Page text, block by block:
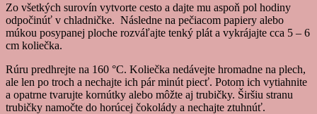
Zo všetkých surovín vytvorte cesto a dajte mu aspoň pol hodiny
odpočinúť v chladničke. Následne na pečiacom papiery alebo
múkou posypanej ploche rozváľajte tenký plát a vykrájajte cca 5 – 6
cm koliečka.
Rúru predhrejte na 160 °C. Koliečka nedávejte hromadne na plech,
ale len po troch a nechajte ich pár minút piecť. Potom ich vytiahnite
a opatrne tvarujte kornútky alebo môžte aj trubičky. Širšiu stranu
trubičky namočte do horúcej čokolády a nechajte ztuhnúť.